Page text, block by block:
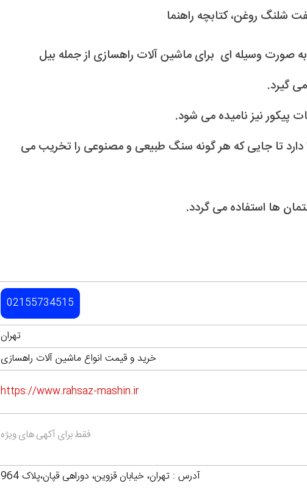
شلنگ روغن، کتابچه راهنما
وسیله ای برای ماشین آلات راهسازی از جمله بیل
گیرد.
پیکور نیز نامیده می شود.
دارد تا جایی که هر گونه سنگ طبیعی و مصنوعی را تخریب می
ها استفاده می گردد.
02155734515
تهران
خرید و قیمت انواع ماشین آلات راهسازی
https://www.rahsaz-mashin.ir
فقط برای آکهی های ویژه
آدرس : تهران، خیابان قزوین، دوراهی قپان،پلاک 964